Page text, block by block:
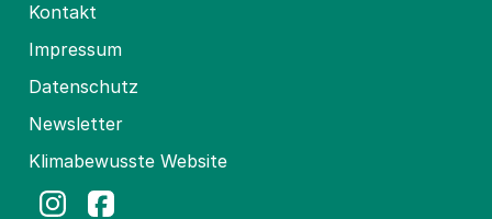
Kontakt
Impressum
Datenschutz
Newsletter
Klimabewusste Website